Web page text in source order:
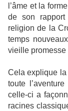
l’âme et la
de son
religion de la
temps
vieille promesse
Cela explique la
toute
celle-ci a
racines